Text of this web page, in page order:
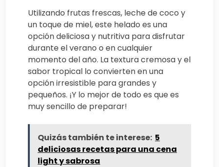
Utilizando frutas frescas, leche de coco y
un toque de miel, este helado es una
opción deliciosa y nutritiva para disfrutar
durante el verano o en cualquier
momento del año. La textura cremosa y el
sabor tropical lo convierten en una
opción irresistible para grandes y
pequeños. ¡Y lo mejor de todo es que es
muy sencillo de preparar!
Quizás también te interese: 5
deliciosas recetas para una cena
light y sabrosa